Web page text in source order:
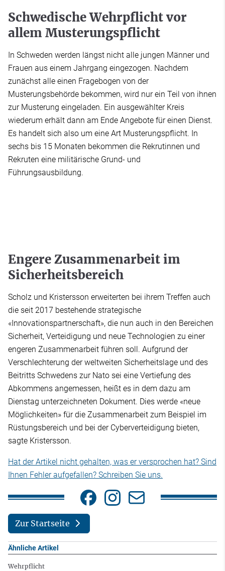
Schwedische Wehrpflicht vor
allem Musterungspflicht
In Schweden werden längst nicht alle jungen Männer und
Frauen aus einem Jahrgang eingezogen. Nachdem
zunächst alle einen Fragebogen von der
Musterungsbehörde bekommen, wird nur ein Teil von ihnen
zur Musterung eingeladen. Ein ausgewählter Kreis
wiederum erhält dann am Ende Angebote für einen Dienst.
Es handelt sich also um eine Art Musterungspflicht. In
sechs bis 15 Monaten bekommen die Rekrutinnen und
Rekruten eine militärische Grund- und
Führungsausbildung.
Engere Zusammenarbeit im
Sicherheitsbereich
Scholz und Kristersson erweiterten bei ihrem Treffen auch
die seit 2017 bestehende strategische
«Innovationspartnerschaft», die nun auch in den Bereichen
Sicherheit, Verteidigung und neue Technologien zu einer
engeren Zusammenarbeit führen soll. Aufgrund der
Verschlechterung der weltweiten Sicherheitslage und des
Beitritts Schwedens zur Nato sei eine Vertiefung des
Abkommens angemessen, heißt es in dem dazu am
Dienstag unterzeichneten Dokument. Dies werde «neue
Möglichkeiten» für die Zusammenarbeit zum Beispiel im
Rüstungsbereich und bei der Cyberverteidigung bieten,
sagte Kristersson.
Hat der Artikel nicht gehalten, was er versprochen hat? Sind
Ihnen Fehler aufgefallen? Schreiben Sie uns.
Zur Startseite
Ähnliche Artikel
Wehrpflicht